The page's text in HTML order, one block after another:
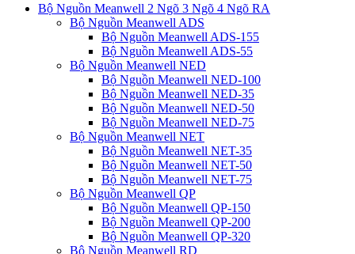
Bộ Nguồn Meanwell 2 Ngõ 3 Ngõ 4 Ngõ RA
Bộ Nguồn Meanwell ADS
Bộ Nguồn Meanwell ADS-155
Bộ Nguồn Meanwell ADS-55
Bộ Nguồn Meanwell NED
Bộ Nguồn Meanwell NED-100
Bộ Nguồn Meanwell NED-35
Bộ Nguồn Meanwell NED-50
Bộ Nguồn Meanwell NED-75
Bộ Nguồn Meanwell NET
Bộ Nguồn Meanwell NET-35
Bộ Nguồn Meanwell NET-50
Bộ Nguồn Meanwell NET-75
Bộ Nguồn Meanwell QP
Bộ Nguồn Meanwell QP-150
Bộ Nguồn Meanwell QP-200
Bộ Nguồn Meanwell QP-320
Bộ Nguồn Meanwell RD